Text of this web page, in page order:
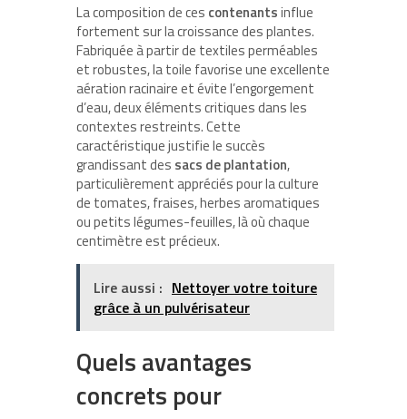
La composition de ces contenantsinflue
fortement sur la croissance des plantes.
Fabriquée à partir de textiles perméables
et robustes, la toile favorise une excellente
aération racinaire et évite l’engorgement
d’eau, deux éléments critiques dans les
contextes restreints. Cette
caractéristique justifie le succès
grandissant des sacs de plantation,
particulièrement appréciés pour la culture
de tomates, fraises, herbes aromatiques
ou petits légumes-feuilles, là où chaque
centimètre est précieux.
Lire aussi : Nettoyer votre toiture
grâce à un pulvérisateur
Quels avantages
concrets pour